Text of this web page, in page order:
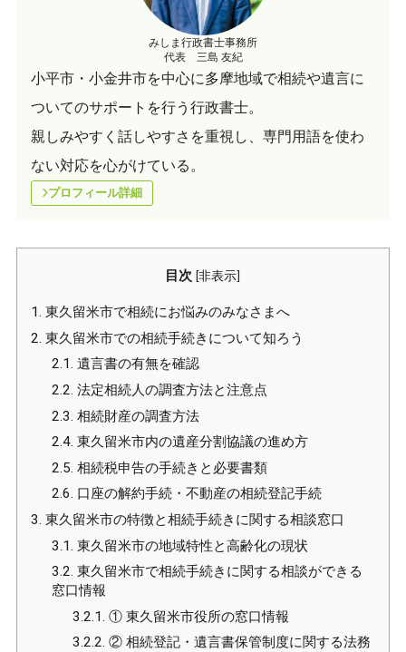
みしま行政書士事務所
代表 三島 友紀
小平市・小金井市を中心に多摩地域で相続や遺言に
ついてのサポートを行う行政書士。
親しみやすく話しやすさを重視し、専門用語を使わ
ない対応を心がけている。
プロフィール詳細
目次 [非表示]
1. 東久留米市で相続にお悩みのみなさまへ
2. 東久留米市での相続手続きについて知ろう
2.1. 遺言書の有無を確認
2.2. 法定相続人の調査方法と注意点
2.3. 相続財産の調査方法
2.4. 東久留米市内の遺産分割協議の進め方
2.5. 相続税申告の手続きと必要書類
2.6. 口座の解約手続・不動産の相続登記手続
3. 東久留米市の特徴と相続手続きに関する相談窓口
3.1. 東久留米市の地域特性と高齢化の現状
3.2. 東久留米市で相続手続きに関する相談ができる
窓口情報
3.2.1. ① 東久留米市役所の窓口情報
3.2.2. ② 相続登記・遺言書保管制度に関する法務